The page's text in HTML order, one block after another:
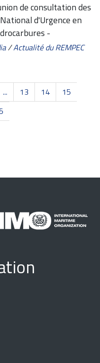
de consultation des
d'Urgence en
-
/Actualité du REMPEC
... 13 14
15